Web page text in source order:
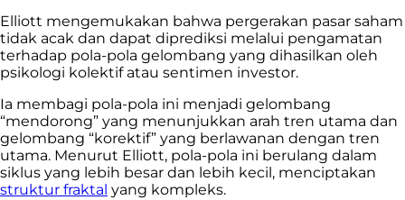
Elliott mengemukakan bahwa pergerakan pasar saham
tidak acak dan dapat diprediksi melalui pengamatan
terhadap pola-pola gelombang yang dihasilkan oleh
psikologi kolektif atau sentimen investor.
Ia membagi pola-pola ini menjadi gelombang
“mendorong” yang menunjukkan arah tren utama dan
gelombang “korektif” yang berlawanan dengan tren
utama. Menurut Elliott, pola-pola ini berulang dalam
siklus yang lebih besar dan lebih kecil, menciptakan
struktur fraktal yang kompleks.